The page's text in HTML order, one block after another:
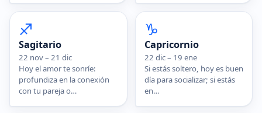
♐
Sagitario
22 nov – 21 dic
Hoy el amor te sonríe:
profundiza en la conexión
con tu pareja o…
♑
Capricornio
22 dic – 19 ene
Si estás soltero, hoy es buen
día para socializar; si estás
en…